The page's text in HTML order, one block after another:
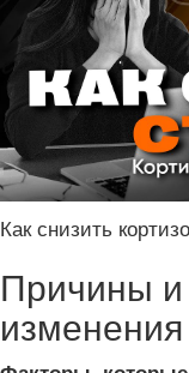
Как снизить
Причины